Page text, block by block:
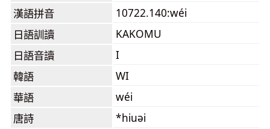
漢語拼音
10722.140:wéi
日語訓讀
KAKOMU
日語音讀
I
韓語
WI
華語
wéi
唐詩
*hiuəi